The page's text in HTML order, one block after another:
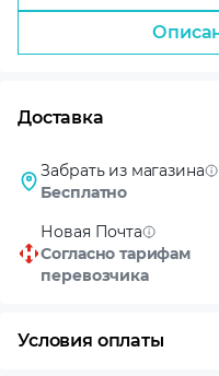
Доставка
Забрать из магазина
Бесплатно
Новая Почта
Согласно тарифам
перевозчика
Условия оплаты